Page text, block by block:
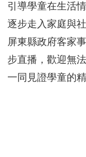
引導學童在生活
逐步走入家庭與
屏東縣政府客家
步直播，歡迎無
一同見證學童的